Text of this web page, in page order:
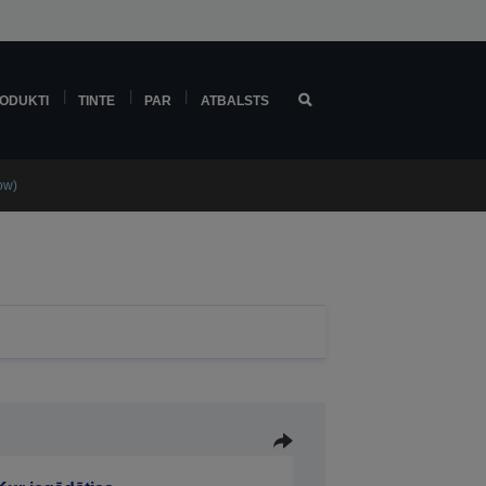
TINTE PAR ATBALSTS